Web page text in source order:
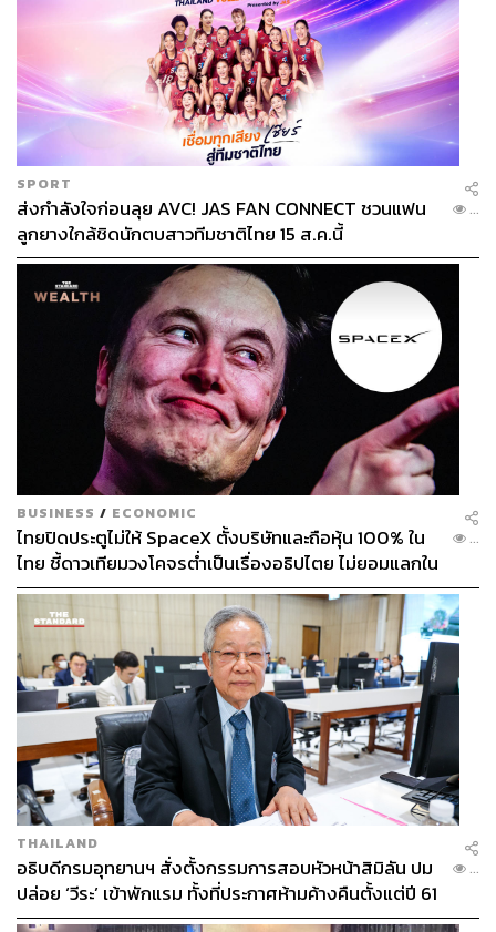
SPORT
ส่งกำลังใจก่อนลุย AVC! JAS FAN CONNECT ชวนแฟน
ลูกยางใกล้ชิดนักตบสาวทีมชาติไทย 15 ส.ค.นี้
...
BUSINESS / ECONOMIC
ไทยปิดประตูไม่ให้ SpaceX ตั้งบริษัทและถือหุ้น 100% ใน
ไทย ชี้ดาวเทียมวงโคจรต่ำเป็นเรื่องอธิปไตย ไม่ยอมแลกใน
โต๊ะเจรจาการค้า
...
THAILAND
อธิบดีกรมอุทยานฯ สั่งตั้งกรรมการสอบหัวหน้าสิมิลัน ปม
ปล่อย ‘วีระ’ เข้าพักแรม ทั้งที่ประกาศห้ามค้างคืนตั้งแต่ปี 61
...